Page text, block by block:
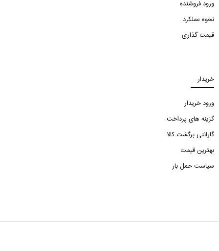
ورود فروشنده
نحوه عملکرد
قیمت گذاری
خریدار
ورود خریدار
گزینه های پرداخت
گارانتی برگشت کالا
بهترین قیمت
سیاست حمل بار